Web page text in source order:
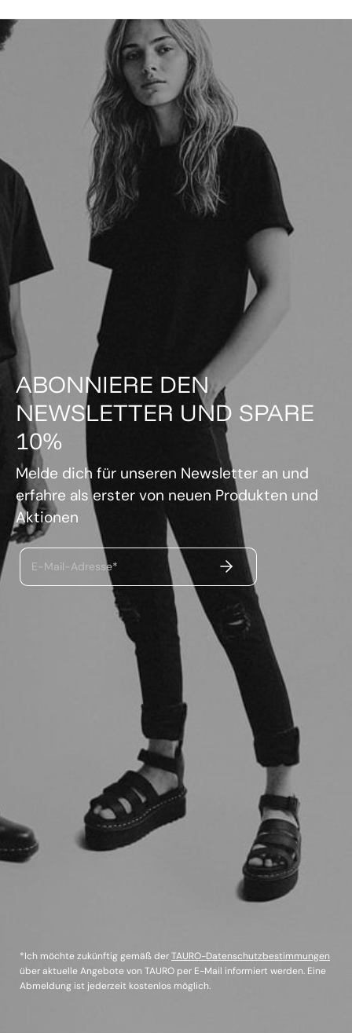
ABONNIERE DEN
NEWSLETTER UND SPARE
10%
Melde dich für unseren Newsletter an und
erfahre als erster von neuen Produkten und
Aktionen
E-Mail-Adresse* ABSENDEN
*Ich möchte zukünftig gemäß derTAURO-Datenschutzbestimmungen
über aktuelle Angebote von TAURO per E-Mail informiert werden. Eine
Abmeldung ist jederzeit kostenlos möglich.